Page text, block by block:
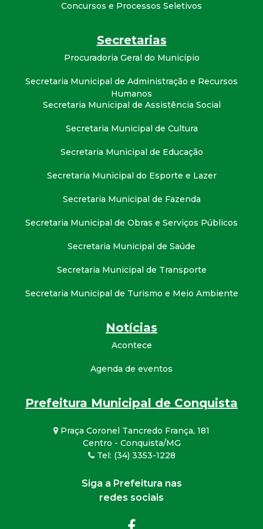
Concursos e Processos Seletivos
Secretarias
Procuradoria Geral do Município
Secretaria Municipal de Administração e Recursos
Humanos
Secretaria Municipal de Assistência Social
Secretaria Municipal de Cultura
Secretaria Municipal de Educação
Secretaria Municipal do Esporte e Lazer
Secretaria Municipal de Fazenda
Secretaria Municipal de Obras e Serviços Públicos
Secretaria Municipal de Saúde
Secretaria Municipal de Transporte
Secretaria Municipal de Turismo e Meio Ambiente
Notícias
Acontece
Agenda de eventos
Prefeitura Municipal de Conquista
Praça Coronel Tancredo França, 181
Centro - Conquista/MG
Tel: (34) 3353-1228
Siga a Prefeitura nas
redes sociais